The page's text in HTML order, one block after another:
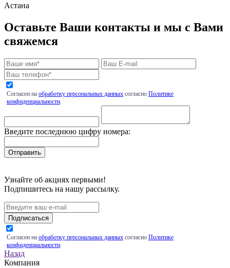
Астана
Оставьте Ваши контакты и мы с Вами
свяжемся
Согласен на обработку персональных данных согласно Политике
конфиденциальности.
Введите последнюю цифру номера:
Узнайте об акциях первыми!
Подпишитесь на нашу рассылку.
Подписаться
Согласен на обработку персональных данных согласно Политике
конфиденциальности.
Назад
Компания